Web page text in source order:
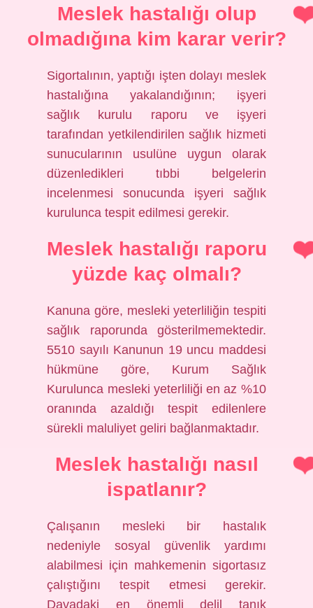
Meslek hastalığı olup
olmadığına kim karar verir?
Sigortalının, yaptığı işten dolayı meslek
hastalığına yakalandığının; işyeri
sağlık kurulu raporu ve işyeri
tarafından yetkilendirilen sağlık hizmeti
sunucularının usulüne uygun olarak
düzenledikleri tıbbi belgelerin
incelenmesi sonucunda işyeri sağlık
kurulunca tespit edilmesi gerekir.
Meslek hastalığı raporu
yüzde kaç olmalı?
Kanuna göre, mesleki yeterliliğin tespiti
sağlık raporunda gösterilmemektedir.
5510 sayılı Kanunun 19 uncu maddesi
hükmüne göre, Kurum Sağlık
Kurulunca mesleki yeterliliği en az %10
oranında azaldığı tespit edilenlere
sürekli maluliyet geliri bağlanmaktadır.
Meslek hastalığı nasıl
ispatlanır?
Çalışanın mesleki bir hastalık
nedeniyle sosyal güvenlik yardımı
alabilmesi için mahkemenin sigortasız
çalıştığını tespit etmesi gerekir.
Davadaki en önemli delil tanık